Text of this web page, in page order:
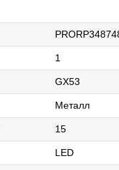
1
GX53
Металл
15
LED